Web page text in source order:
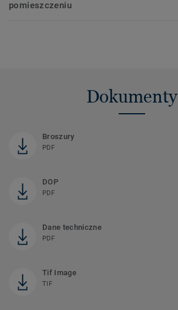
pomieszczeniu
Dokumenty
Broszury
PDF
DOP
PDF
Dane techniczne
PDF
Tif Image
TIF